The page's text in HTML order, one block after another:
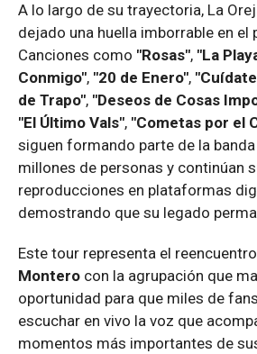
A lo largo de su trayectoria, La
dejado una huella imborrable en el
Canciones como "Rosas", "La
Conmigo", "20 de Enero",
de Trapo", "Deseos de Cosas
"El Último Vals", "Cometas por el
siguen formando parte de la
millones de personas y continúan
reproducciones en plataformas
demostrando que su legado
Este tour representa el
Montero con la agrupación que
oportunidad para que miles de
escuchar en vivo la voz que
momentos más importantes de